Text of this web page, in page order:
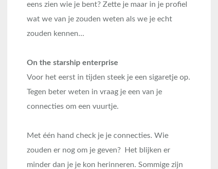
eens zien wie je bent? Zette je maar in je profiel
wat we van je zouden weten als we je echt
zouden kennen…
On the starship enterprise
Voor het eerst in tijden steek je een sigaretje op.
Tegen beter weten in vraag je een van je
connecties om een vuurtje.
Met één hand check je je connecties. Wie
zouden er nog om je geven? Het blijken er
minder dan je je kon herinneren. Sommige zijn